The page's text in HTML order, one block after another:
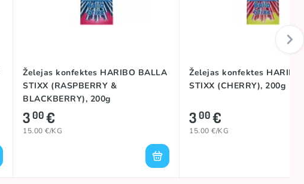
Želejas konfektes HARIBO BALLA
STIXX (RASPBERRY &
BLACKBERRY), 200g
300€
15.00 €/KG
Želejas konfektes HARIBO
STIXX (CHERRY), 200g
300€
15.00 €/KG